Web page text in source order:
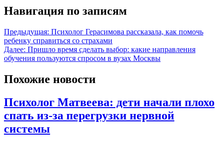
Навигация по записям
Предыдущая: Психолог Герасимова рассказала, как помочь
ребенку справиться со страхами
Далее: Пришло время сделать выбор: какие направления
обучения пользуются спросом в вузах Москвы
Похожие новости
Психолог Матвеева: дети начали плохо
спать из-за перегрузки нервной
системы